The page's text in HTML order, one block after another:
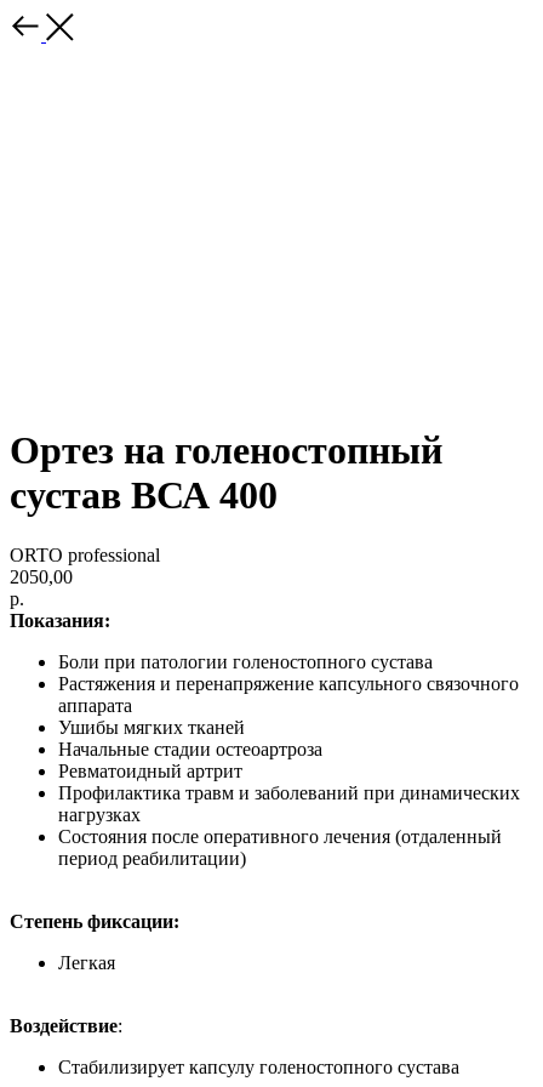
Ортез на голеностопный
сустав ВСА 400
ORTO professional
2050,00
р.
Показания:
Боли при патологии голеностопного сустава
Растяжения и перенапряжение капсульного связочного
аппарата
Ушибы мягких тканей
Начальные стадии остеоартроза
Ревматоидный артрит
Профилактика травм и заболеваний при динамических
нагрузках
Состояния после оперативного лечения (отдаленный
период реабилитации)
Степень фиксации:
Легкая
Воздействие:
Стабилизирует капсулу голеностопного сустава